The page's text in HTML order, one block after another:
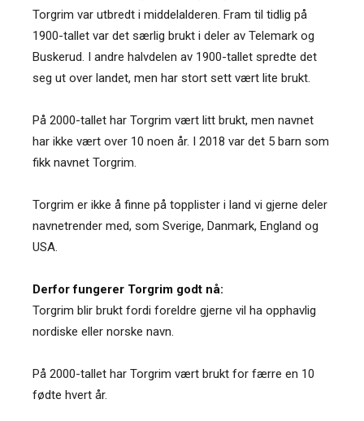
Torgrim var utbredt i middelalderen. Fram til tidlig på
1900-tallet var det særlig brukt i deler av Telemark og
Buskerud. I andre halvdelen av 1900-tallet spredte det
seg ut over landet, men har stort sett vært lite brukt.
På 2000-tallet har Torgrim vært litt brukt, men navnet
har ikke vært over 10 noen år. I 2018 var det 5 barn som
fikk navnet Torgrim.
Torgrim er ikke å finne på topplister i land vi gjerne deler
navnetrender med, som Sverige, Danmark, England og
USA.
Derfor fungerer Torgrim godt nå:
Torgrim blir brukt fordi foreldre gjerne vil ha opphavlig
nordiske eller norske navn.
På 2000-tallet har Torgrim vært brukt for færre en 10
fødte hvert år.